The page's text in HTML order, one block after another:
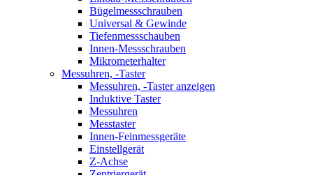
Bügelmessschrauben
Universal & Gewinde
Tiefenmessschauben
Innen-Messschrauben
Mikrometerhalter
Messuhren, -Taster
Messuhren, -Taster anzeigen
Induktive Taster
Messuhren
Messtaster
Innen-Feinmessgeräte
Einstellgerät
Z-Achse